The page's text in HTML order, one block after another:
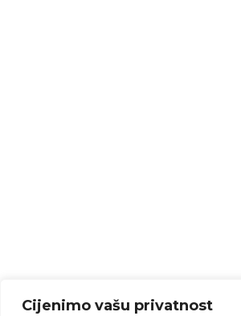
Cijenimo vašu privatnost